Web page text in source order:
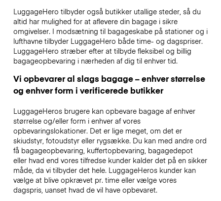
LuggageHero tilbyder også butikker utallige steder, så du
altid har mulighed for at aflevere din bagage i sikre
omgivelser. I modsætning til bagageskabe på stationer og i
lufthavne tilbyder LuggageHero både time- og dagspriser.
LuggageHero stræber efter at tilbyde fleksibel og billig
bagageopbevaring i nærheden af dig til enhver tid.
Vi opbevarer al slags bagage – enhver størrelse
og enhver form i verificerede butikker
LuggageHeros brugere kan opbevare bagage af enhver
størrelse og/eller form i enhver af vores
opbevaringslokationer. Det er lige meget, om det er
skiudstyr, fotoudstyr eller rygsække. Du kan med andre ord
få bagageopbevaring, kuffertopbevaring, bagagedepot
eller hvad end vores tilfredse kunder kalder det på en sikker
måde, da vi tilbyder det hele. LuggageHeros kunder kan
vælge at blive opkrævet pr. time eller vælge vores
dagspris, uanset hvad de vil have opbevaret.